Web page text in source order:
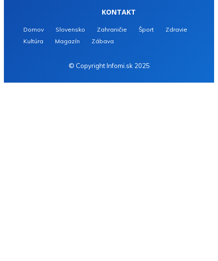
KONTAKT
Domov Slovensko Zahraničie Šport
Zdravie
Kultúra
Magazín Zábava
© Copyright Infomi.sk 2025